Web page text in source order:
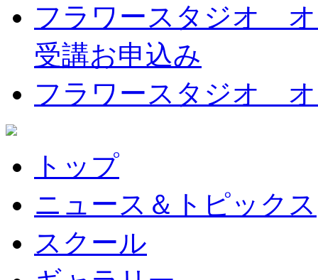
フラワースタジオ
受講お申込み
フラワースタジオ
トップ
ニュース＆トピックス
スクール